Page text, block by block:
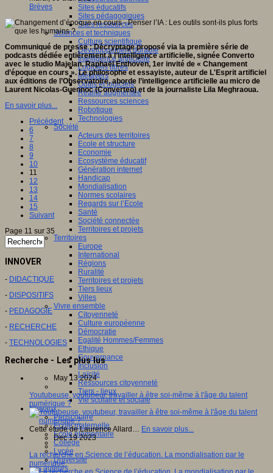
Sites éducatifs
Sites pédagogiques
Sites ressources
Sciences et techniques
Culture scientifique
Développement durable
Intelligence artificielle
Logiciels libres
Métavers
Outils et logiciels
Réalité augmentée
Ressources sciences
Robotique
Technologies
Société
Acteurs des territoires
Ecole et structure
Economie
Ecosystème éducatif
Génération internet
Handicap
Mondialisation
Normes scolaires
Regards sur l’Ecole
Santé
Société connectée
Territoires et projets
Territoires
Europe
International
Régions
Ruralité
Territoires et projets
Tiers lieux
Villes
Vivre ensemble
Citoyenneté
Culture européenne
Démocratie
Egalité Hommes/Femmes
Ethique
Gouvernance
Inclusion
Laïcité
Ressources citoyenneté
Tiers - lieux
Vie scolaire et sociale
Niveaux
Périscolaire
Ecole maternelle
Ecole élémentaire
Collège
Lycée
Université
Les auteurs
Brèves
Communiqué de presse : Décryptage proposé via la première série de
podcasts dédiée entièrement à l’intelligence artificielle, signée Converto
avec le studio Majelan. Raphaël Enthoven, 1er invité de « Changement
d’époque en cours ». Le philosophe et essayiste, auteur de L'Esprit artificiel
aux éditions de l’Observatoire, aborde l’intelligence artificielle au micro de
Laurent Nicolas-Guennoc (Converteo) et de la journaliste Lila Meghraoua.
En savoir plus...
Précédent
6
7
8
9
10
11
12
13
14
15
Suivant
Page 11 sur 35
INNOVER
- DIDACTIQUE
- DISPOSITIFS
- PEDAGOGIE
- RECHERCHE
- TECHNOLOGIES
Recherche - Les plus lus
May 13 2024
Youtubeuse, youtubeur, travailler à être soi-même à l'âge du talent
numérique ?
Cette étude de Laurence Allard… En savoir plus...
Dec 19 2023
La recherche en Science de l’éducation. La mondialisation par le
numérique.